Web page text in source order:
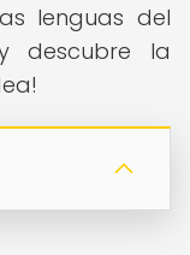
lenguas del
descubre la